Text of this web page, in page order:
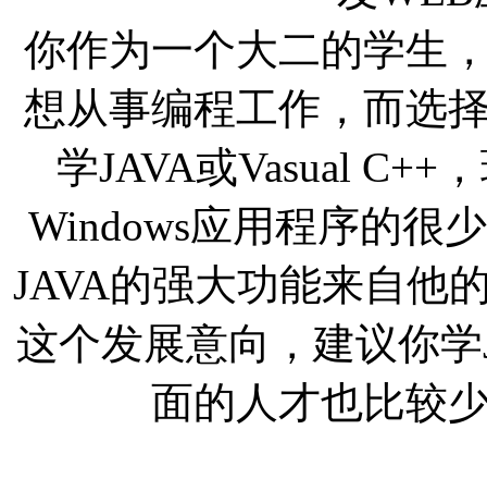
你作为一个大二的学生
想从事编程工作，而选
学JAVA或Vasual C++
Windows应用程序的很
JAVA的强大功能来自他
这个发展意向，建议你
面的人才也比较